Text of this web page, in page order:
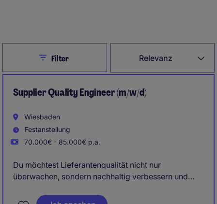
Relevanz
CloseFilter
Supplier Quality Engineer (m/w/d)
Wiesbaden
Festanstellung
70.000€ - 85.000€ p.a.
Du möchtest Lieferantenqualität nicht nur
überwachen, sondern nachhaltig verbessern und
Fachbereichen die höchsten Qualitätsstandards